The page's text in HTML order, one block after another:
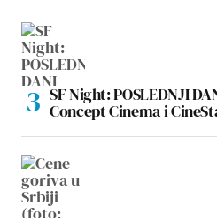
SF Night: POSLEDNJI
Concept Cinema i